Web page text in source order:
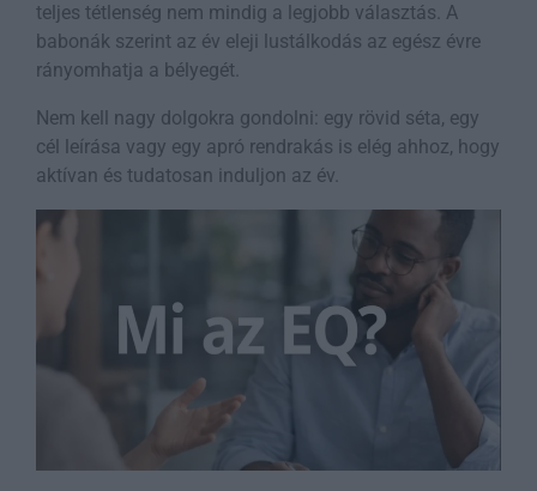
teljes tétlenség nem mindig a legjobb választás. A
babonák szerint az év eleji lustálkodás az egész évre
rányomhatja a bélyegét.
Nem kell nagy dolgokra gondolni: egy rövid séta, egy
cél leírása vagy egy apró rendrakás is elég ahhoz, hogy
aktívan és tudatosan induljon az év.